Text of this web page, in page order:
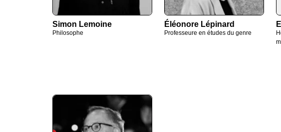
Simon Lemoine
Philosophe
Éléonore Lépinard
Professeure en études du genre